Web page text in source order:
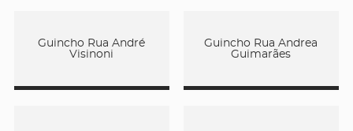
Guincho Rua André
Visinoni
Guincho Rua Andrea
Guimarães